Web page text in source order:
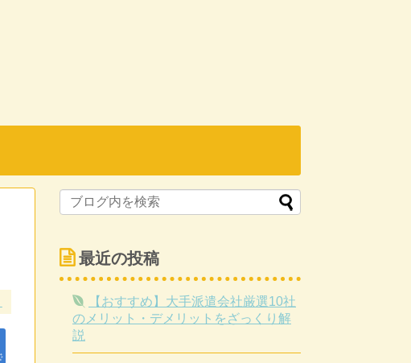
最近の投稿
【おすすめ】大手派遣会社厳選10社
のメリット・デメリットをざっくり解
説